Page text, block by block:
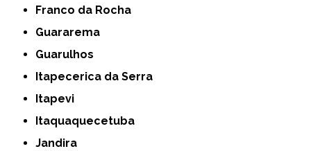
Franco da Rocha
Guararema
Guarulhos
Itapecerica da Serra
Itapevi
Itaquaquecetuba
Jandira